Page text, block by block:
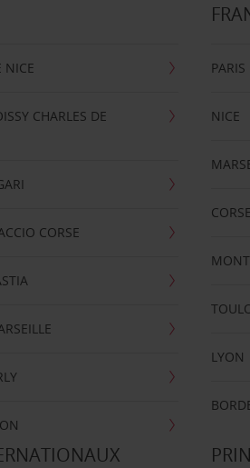
NICE
CHARLES DE
CORSE
PARIS
NICE
CORSE
LYON